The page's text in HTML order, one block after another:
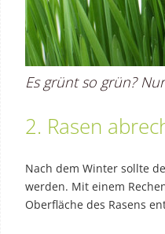
Es grünt so grün?
2. Rasen
Nach dem Winter sollte
werden. Mit einem
Oberfläche des Rasens